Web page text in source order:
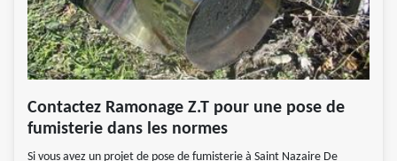
Contactez Ramonage Z.T pour une pose de
fumisterie dans les normes
Si vous avez un projet de pose de fumisterie à Saint Nazaire De